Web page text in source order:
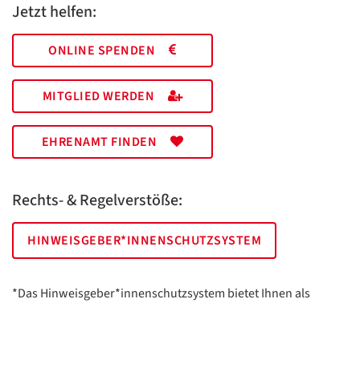
Jetzt helfen:
ONLINE SPENDEN
MITGLIED WERDEN
EHRENAMT FINDEN
Rechts- & Regelverstöße:
HINWEISGEBER*INNENSCHUTZSYSTEM
*Das Hinweisgeber*innenschutzsystem bietet Ihnen als